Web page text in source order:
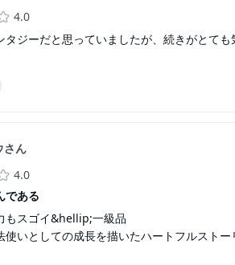
4.0
タジーだと思っていましたが、続きがとても
さん
4.0
である
もスゴイ&hellip;一級品
使いとしての成長を描いたハートフルストー